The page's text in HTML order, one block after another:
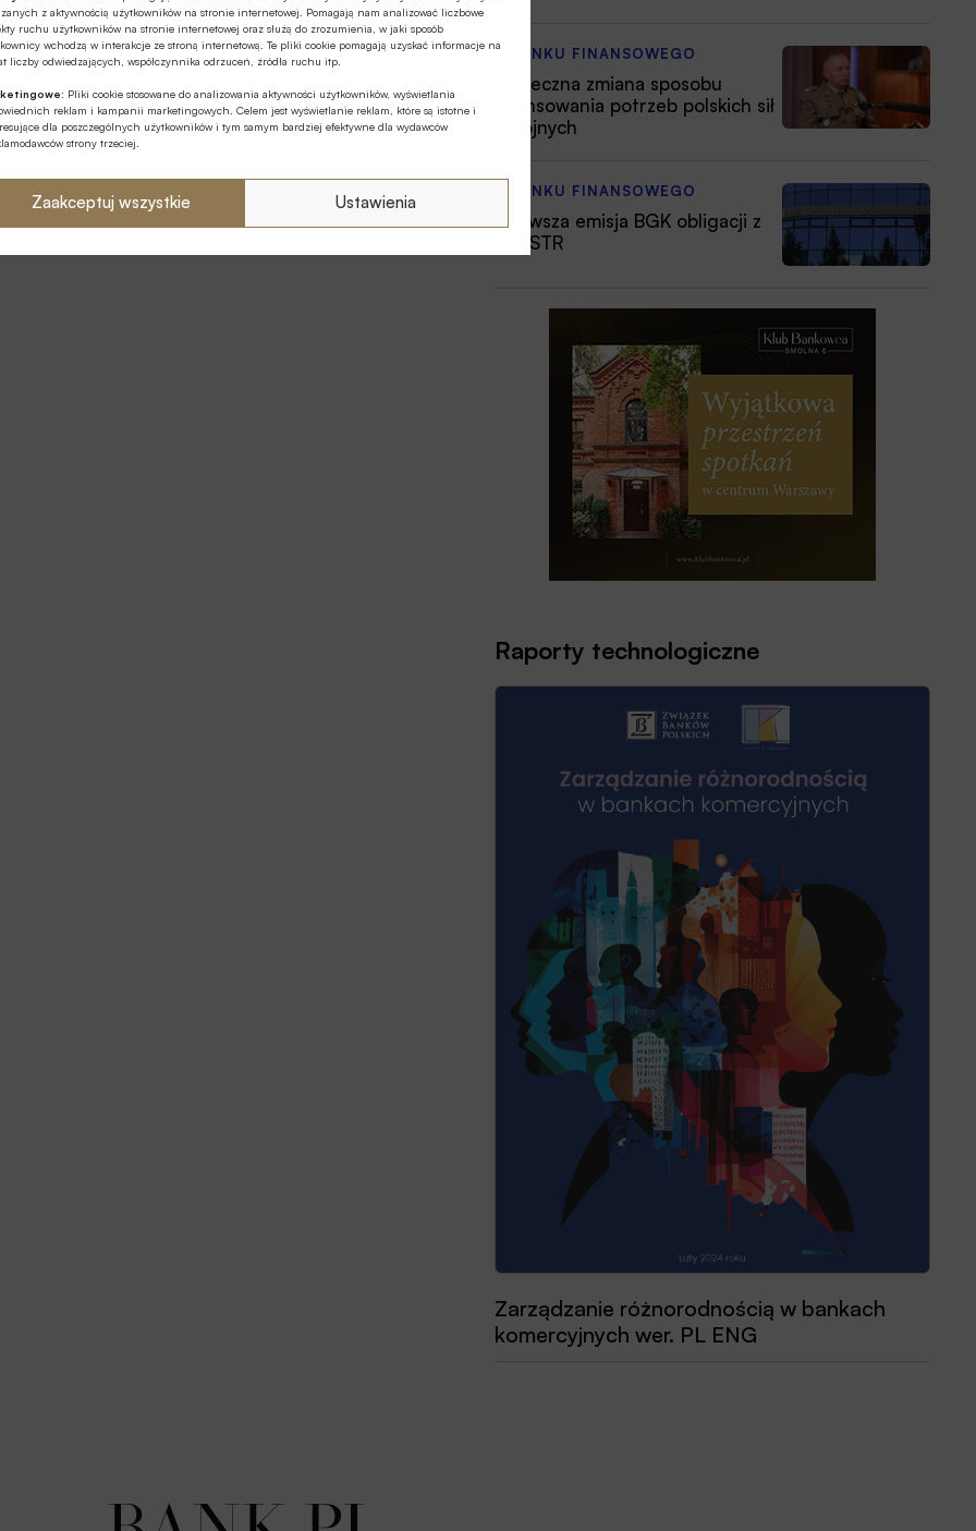
z aktywnością użytkowników na stronie internetowej. Pomagają nam analizować liczbowe
ruchu użytkowników na stronie internetowej oraz służą do zrozumienia, w jaki sposób
wchodzą w interakcje ze stroną internetową. Te pliki cookie pomagają uzyskać informacje na
liczby odwiedzających, współczynnika odrzuceń, źródła ruchu itp.
Pliki cookie stosowane do analizowania aktywności użytkowników, wyświetlania
reklam i kampanii marketingowych. Celem jest wyświetlanie reklam, które są istotne i
dla poszczególnych użytkowników i tym samym bardziej efektywne dla wydawców
strony trzeciej.
Zaakceptuj wszystkie Ustawienia
Z RYNKU FINANSOWEGO
Konieczna zmiana sposobu
finansowania potrzeb polskich sił
zbrojnych
Z RYNKU FINANSOWEGO
Pierwsza emisja BGK obligacji z
POLSTR
Raporty technologiczne
Zarządzanie różnorodnością w bankach
komercyjnych wer. PL ENG